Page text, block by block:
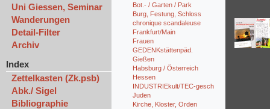
Uni Giessen, Seminar
Wanderungen
Detail-Filter
Archiv
Index
Zettelkasten (Zk.psb)
Abk./ Sigel
Bibliographie
Bot.- / Garten / Park
Burg, Festung, Schloss
chronique scandaleuse
Frankfurt/Main
Frauen
GEDENKstättenpäd.
Gießen
Habsburg / Österreich
Hessen
INDUSTRIEkult/TEC-gesch
Juden
Kirche, Kloster, Orden